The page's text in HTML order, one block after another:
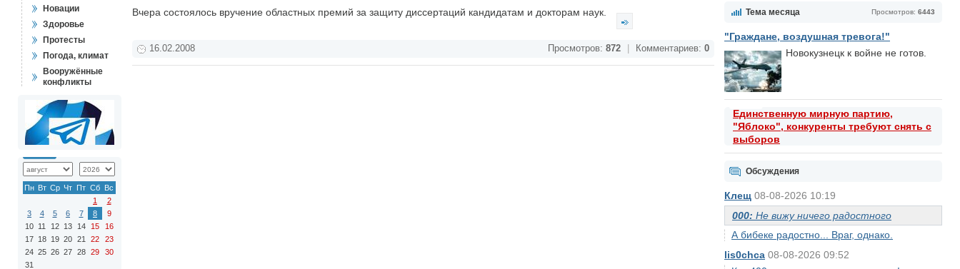
Просмотров: 6443
Тема месяца
"Граждане, воздушная тревога!"
Новокузнецк к войне не готов.
Единственную мирную партию,
"Яблоко", конкуренты требуют снять с
выборов
Обсуждения
Клещ 08-08-2026 10:19
000: Не вижу ничего радостного
А бибеке радостно... Враг, однако.
lis0chca 08-08-2026 09:52
Новации
Здоровье
Протесты
Погода, климат
Вооружённые
конфликты
Пн Вт Ср Чт Пт Сб Вс
1
2
3
4 5 6 7 8
9
10 11 12 13 14 15
16
17 18 19 20 21 22
23
24 25 26 27 28 29
30
31
Вчера состоялось вручение областных премий за защиту диссертаций кандидатам и докторам наук.
16.02.2008 Просмотров: 872 Комментариев: 0